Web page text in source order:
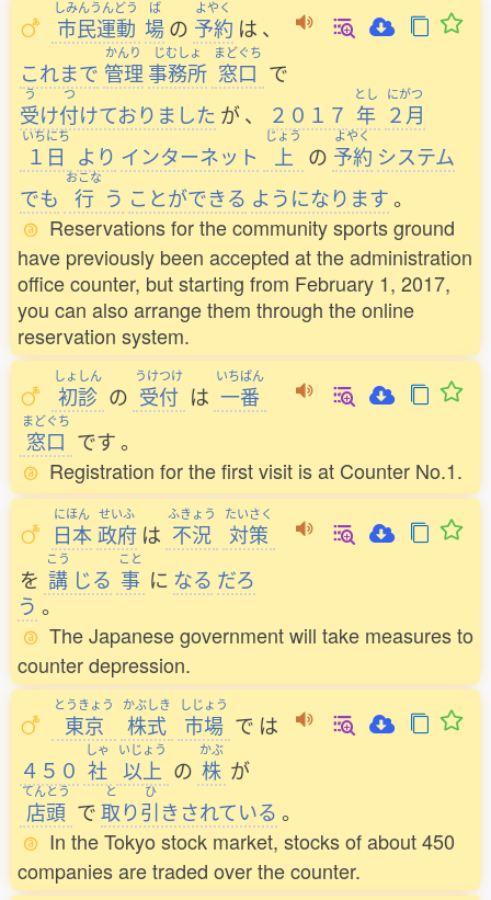
しみんうんどう
市民運動
ば
場の
よやく
予約 は 、
これまで
かんり
管理
じむしょ
事務所
まどぐち
窓口 で
う
受け
つ
付けておりました が、 ２０１７
とし
年
にがつ
２月
いちにち
１日 より インターネット
じょう
上 の
よやく
予約 システム
でも
おこな
行 う ことができる ようになります。
Reservations for the community sports ground
have previously been accepted at the administration
office counter, but starting from February 1, 2017,
you can also arrange them through the online
reservation system.
しょしん
初診 の
うけつけ
受付 は
いちばん
一番
まどぐち
窓口 です。
Registration for the first visit is at Counter No.1.
にほん
日本
せいふ
政府 は
ふきょう
不況
たいさく
対策
を
こう
講 じる
こと
事 に なる だろ
う 。
The Japanese government will take measures to
counter depression.
とうきょう
東京
かぶしき
株式
しじょう
市場 で は
４５０
しゃ
社
いじょう
以上 の
かぶ
株 が
てんとう
店頭 で
と
取り
ひ
引きされている 。
In the Tokyo stock market, stocks of about 450
companies are traded over the counter.